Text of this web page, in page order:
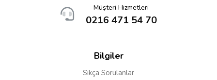
Müşteri Hizmetleri
0216 471 54 70
Bilgiler
Sıkça Sorulanlar